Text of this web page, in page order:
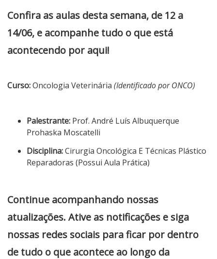
Confira as aulas desta semana, de 12 a
14/06, e acompanhe tudo o que está
acontecendo por aqui!
Curso:Oncologia Veterinária (Identificado por ONCO)
Palestrante: Prof. André Luís Albuquerque
Prohaska Moscatelli
Disciplina:Cirurgia Oncológica E Técnicas Plástico
Reparadoras (Possui Aula Prática)
Continue acompanhando nossas
atualizações. Ative as notificações e siga
nossas redes sociais para ficar por dentro
de tudo o que acontece ao longo da